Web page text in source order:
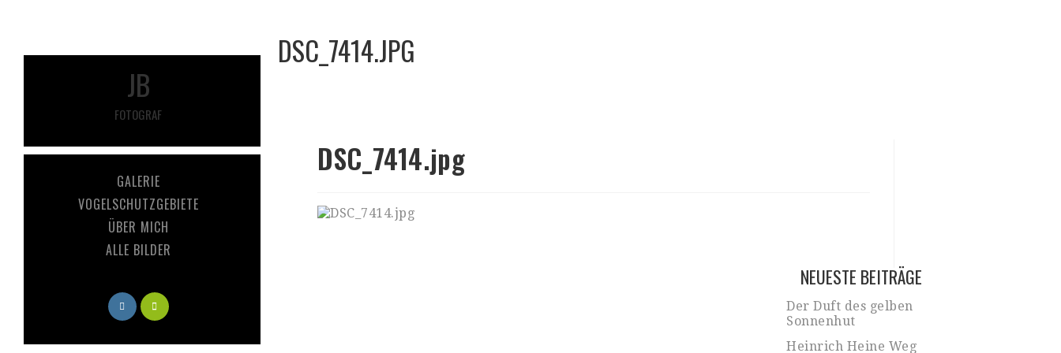
JB
FOTOGRAF
GALERIE
VOGELSCHUTZGEBIETE
ÜBER MICH
ALLE BILDER
DSC_7414.JPG
DSC_7414.jpg
NEUESTE BEITRÄGE
Der Duft des gelben
Sonnenhut
Heinrich Heine Weg